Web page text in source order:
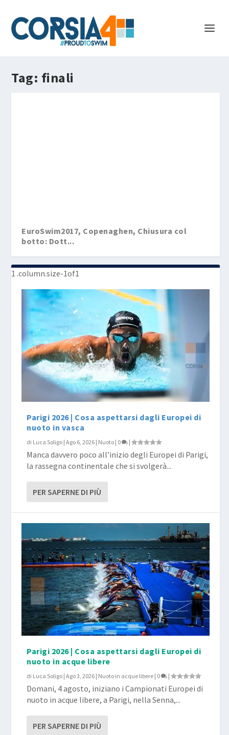
Tag: finali
EuroSwim2017, Copenaghen, Chiusura col
botto: Dott...
EuroSwim2017, Scozzoli spaventa ancora
Peaty, staf...
EuroSwim2017, Paltrinieri, Bianchi e Sabbioni
d...
Budapest 2017: il ruggito di Peaty e la zampata
di...
Budapest 2017, Detti di bronzo. Ledecky e Sun
sul ...
Poker della Kapás tra una mista che ride e l’...
Parigi 2026 | Cosa aspettarsi dagli Europei di
nuoto in vasca
di Luca Soligo |Ago 6, 2026 | Nuoto | 0 |
Manca davvero poco all’inizio degli Europei di Parigi,
la rassegna continentale che si svolgerà...
PER SAPERNE DI PIÙ
Parigi 2026 | Cosa aspettarsi dagli Europei di
nuoto in acque libere
di Luca Soligo |Ago 3, 2026 | Nuoto in acque libere | 0 |
Domani, 4 agosto, iniziano i Campionati Europei di
nuoto in acque libere, a Parigi, nella Senna,...
PER SAPERNE DI PIÙ